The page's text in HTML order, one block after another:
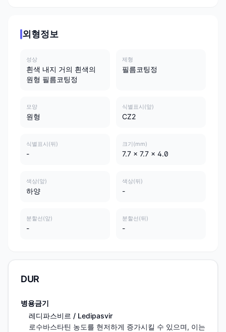
외형정보
성상
흰색 내지 거의 흰색의
원형 필름코팅정
제형
필름코팅정
모양
원형
식별표시(앞)
CZ2
식별표시(뒤)
-
크기(mm)
7.7 x 7.7 x 4.0
색상(앞)
하양
색상(뒤)
-
분할선(앞)
-
분할선(뒤)
-
DUR
병용금기
레디파스비르 / Ledipasvir
로수바스타틴 농도를 현저하게 증가시킬 수 있으며, 이는